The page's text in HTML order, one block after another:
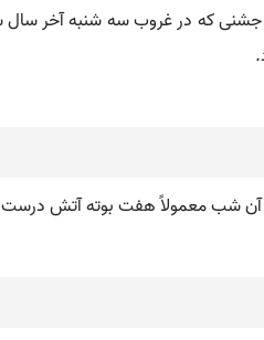
در غروب سه شنبه آخر سال
معمولاً هفت بوته آتش درست می